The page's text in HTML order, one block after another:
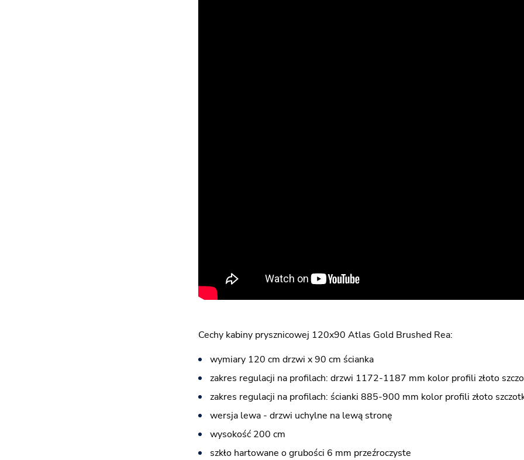
Cechy kabiny prysznicowej 120x90 Atlas Gold Brushed Rea:
wymiary 120 cm drzwi x 90 cm ścianka
zakres regulacji na profilach: drzwi 1172-1187 mm kolor profili złoto
zakres regulacji na profilach: ścianki 885-900 mm kolor profili złoto
wersja lewa - drzwi uchylne na lewą stronę
wysokość 200 cm
szkło hartowane o grubości 6 mm przeźroczyste